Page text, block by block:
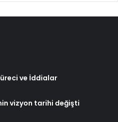
ve İddialar
vizyon tarihi değişti